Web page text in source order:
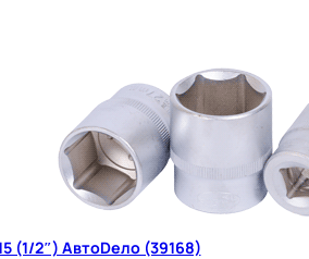
(1/2″) АвтоDело (39168)